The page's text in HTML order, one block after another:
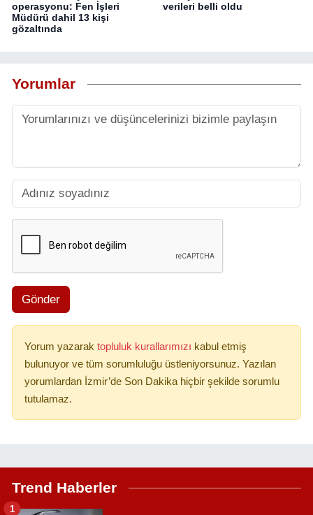
operasyonu: Fen İşleri
Müdürü dahil 13 kişi
gözaltında
verileri belli oldu
Yorumlar
Gönder
Yorum yazarak topluluk kurallarımızı kabul etmiş
bulunuyor ve tüm sorumluluğu üstleniyorsunuz. Yazılan
yorumlardan İzmir’de Son Dakika hiçbir şekilde sorumlu
tutulamaz.
Trend Haberler
1